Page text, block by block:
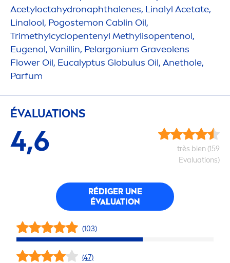
Acetyloctahydronaphthalenes, Linalyl Acetate,
Linalool, Pogostemon Cablin Oil,
Trimethylcyclopentenyl Methylisopentenol,
Eugenol, Vanillin, Pelargonium Graveolens
Flower Oil, Eucalyptus Globulus Oil, Anethole,
Parfum
ÉVALUATIONS
4,6
très bien (159
Evaluations)
RÉDIGER UNE
ÉVALUATION
(103)
(47)